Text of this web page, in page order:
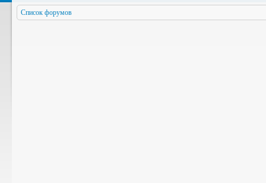
Список форумов